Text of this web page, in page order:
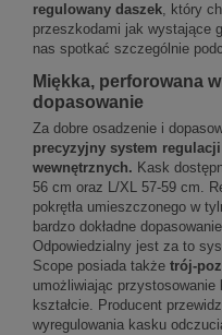
regulowany daszek, który
przeszkodami jak wystające
nas spotkać szczególnie
Miękka, perforowana
dopasowanie
Za dobre osadzenie i
precyzyjny system
wewnętrznych. Kask
56 cm oraz L/XL 57-59 cm.
pokrętła umieszczonego w
bardzo dokładne
Odpowiedzialny jest za to
Scope posiada także trój-
umożliwiając przystosowanie
kształcie. Producent
wyregulowania kasku